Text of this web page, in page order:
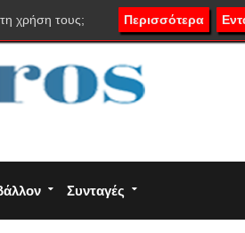
Συνταγές
τη χρήση τους; Περισσότερα